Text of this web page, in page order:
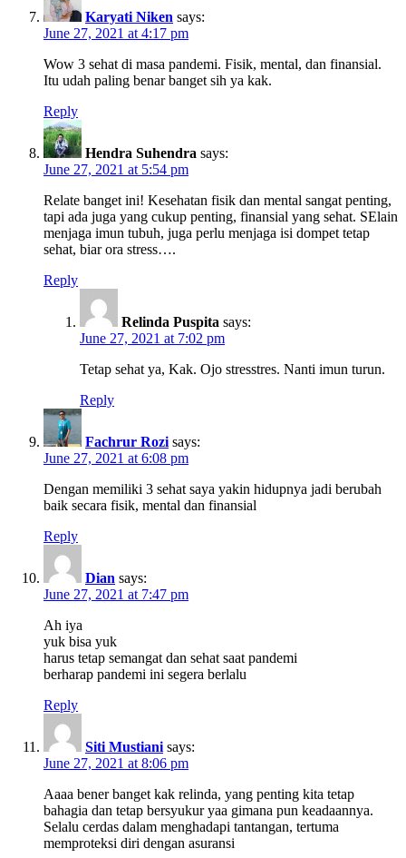
Karyati Niken says:
June 27, 2021 at 4:17 pm
Wow 3 sehat di masa pandemi. Fisik, mental, dan finansial.
Itu udah paling benar banget sih ya kak.
Reply
Hendra Suhendra says:
June 27, 2021 at 5:54 pm
Relate banget ini! Kesehatan fisik dan mental sangat penting,
tapi ada juga yang cukup penting, finansial yang sehat. SElain
menjaga imun tubuh, juga perlu menjaga isi dompet tetap
sehat, biar ora stress….
Reply
Relinda Puspita says:
June 27, 2021 at 7:02 pm
Tetap sehat ya, Kak. Ojo stresstres. Nanti imun turun.
Reply
Fachrur Rozi says:
June 27, 2021 at 6:08 pm
Dengan memiliki 3 sehat saya yakin hidupnya jadi berubah
baik secara fisik, mental dan finansial
Reply
Dian says:
June 27, 2021 at 7:47 pm
Ah iya
yuk bisa yuk
harus tetap semangat dan sehat saat pandemi
berharap pandemi ini segera berlalu
Reply
Siti Mustiani says:
June 27, 2021 at 8:06 pm
Aaaa bener banget kak relinda, yang penting kita tetap
bahagia dan tetap bersyukur yaa gimana pun keadaannya.
Selalu cerdas dalam menghadapi tantangan, tertuma
memproteksi diri dengan asuransi